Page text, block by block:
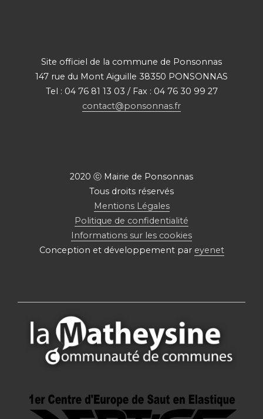
Site officiel de la commune de Ponsonnas
147 rue du Mont Aiguille 38350 PONSONNAS
Tel : 04 76 81 13 03 / Fax : 04 76 30 99 27
contact@ponsonnas.fr
2020 ⓒ Mairie de Ponsonnas
Tous droits réservés
Mentions Légales
Politique de confidentialité
Informations sur les cookies
Conception et développement par eyenet